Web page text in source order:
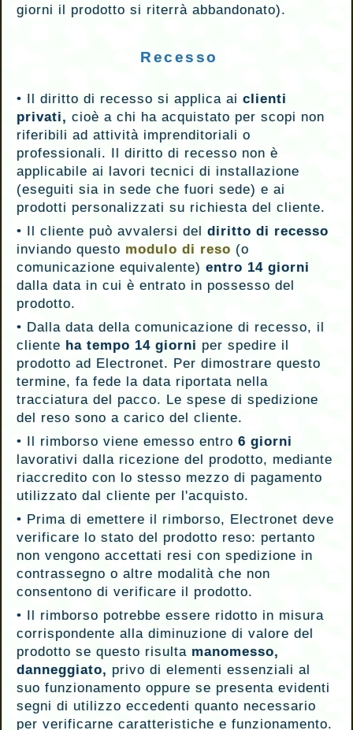
giorni il prodotto si riterrà abbandonato).
Recesso
• Il diritto di recesso si applica aiclienti
privati, cioè a chi ha acquistato per scopi non
riferibili ad attività imprenditoriali o
professionali. Il diritto di recesso non è
applicabile ai lavori tecnici di installazione
(eseguiti sia in sede che fuori sede) e ai
prodotti personalizzati su richiesta del cliente.
• Il cliente può avvalersi deldiritto di recesso
inviando questo modulo di reso (o
comunicazione equivalente) entro 14 giorni
dalla data in cui è entrato in possesso del
prodotto.
• Dalla data della comunicazione di recesso, il
cliente ha tempo 14 giorni per spedire il
prodotto ad Electronet. Per dimostrare questo
termine, fa fede la data riportata nella
tracciatura del pacco. Le spese di spedizione
del reso sono a carico del cliente.
• Il rimborso viene emesso entro6 giorni
lavorativi dalla ricezione del prodotto, mediante
riaccredito con lo stesso mezzo di pagamento
utilizzato dal cliente per l'acquisto.
• Prima di emettere il rimborso, Electronet deve
verificare lo stato del prodotto reso: pertanto
non vengono accettati resi con spedizione in
contrassegno o altre modalità che non
consentono di verificare il prodotto.
• Il rimborso potrebbe essere ridotto in misura
corrispondente alla diminuzione di valore del
prodotto se questo risulta manomesso,
danneggiato, privo di elementi essenziali al
suo funzionamento oppure se presenta evidenti
segni di utilizzo eccedenti quanto necessario
per verificarne caratteristiche e funzionamento.